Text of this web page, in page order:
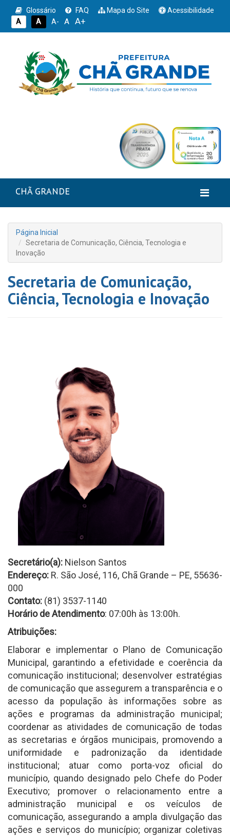
Glossário FAQ Mapa do Site
Acessibilidade
A
A A- A A+
CHÃ GRANDE
Página Inicial
Secretaria de Comunicação, Ciência, Tecnologia e
Inovação
Secretaria de Comunicação,
Ciência, Tecnologia e Inovação
Secretário(a): Nielson Santos
Endereço: R. São José, 116, Chã Grande – PE, 55636-
000
Contato: (81) 3537-1140
Horário de Atendimento: 07:00h às 13:00h.
Atribuições:
Elaborar e implementar o Plano de Comunicação
Municipal, garantindo a efetividade e coerência da
comunicação institucional; desenvolver estratégias
de comunicação que assegurem a transparência e o
acesso da população às informações sobre as
ações e programas da administração municipal;
coordenar as atividades de comunicação de todas
as secretarias e órgãos municipais, promovendo a
uniformidade e padronização da identidade
institucional; atuar como porta-voz oficial do
município, quando designado pelo Chefe do Poder
Executivo; promover o relacionamento entre a
administração municipal e os veículos de
comunicação, assegurando a ampla divulgação das
ações e serviços do município; organizar coletivas